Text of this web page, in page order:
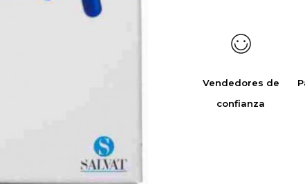
Vendedores de
confianza